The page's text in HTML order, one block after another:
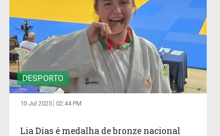
DESPORTO
10 Jul 2025 02:44 PM
Lia Dias é medalha de bronze nacional